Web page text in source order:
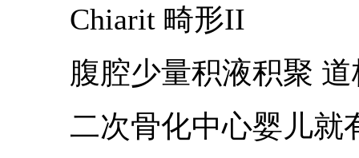
Chiarit 畸形II
腹腔少量积液积聚 道
二次骨化中心婴儿就